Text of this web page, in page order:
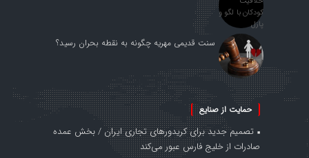
سنت قدیمی مهریه چگونه به نقطه بحران رسید؟
حمایت از صنایع
تصمیم جدید برای کریدورهای تجاری ایران / بخش عمده
صادرات از خلیج فارس عبور می‌کند